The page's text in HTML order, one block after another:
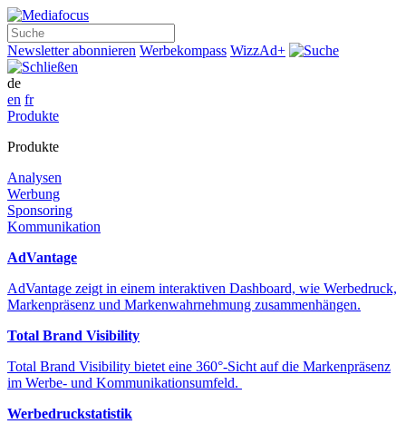
Newsletter abonnieren Werbekompass WizzAd+ Suche
de
en fr
Produkte
Produkte
Analysen
Werbung
Sponsoring
Kommunikation
AdVantage
AdVantage zeigt in einem interaktiven Dashboard, wie Werbedruck,
Markenpräsenz und Markenwahrnehmung zusammenhängen.
Total Brand Visibility
Total Brand Visibility bietet eine 360°-Sicht auf die Markenpräsenz
im Werbe- und Kommunikationsumfeld.
Werbedruckstatistik